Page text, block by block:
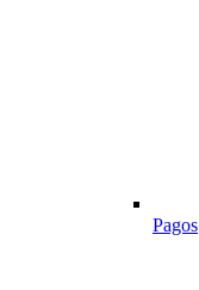
Pagos